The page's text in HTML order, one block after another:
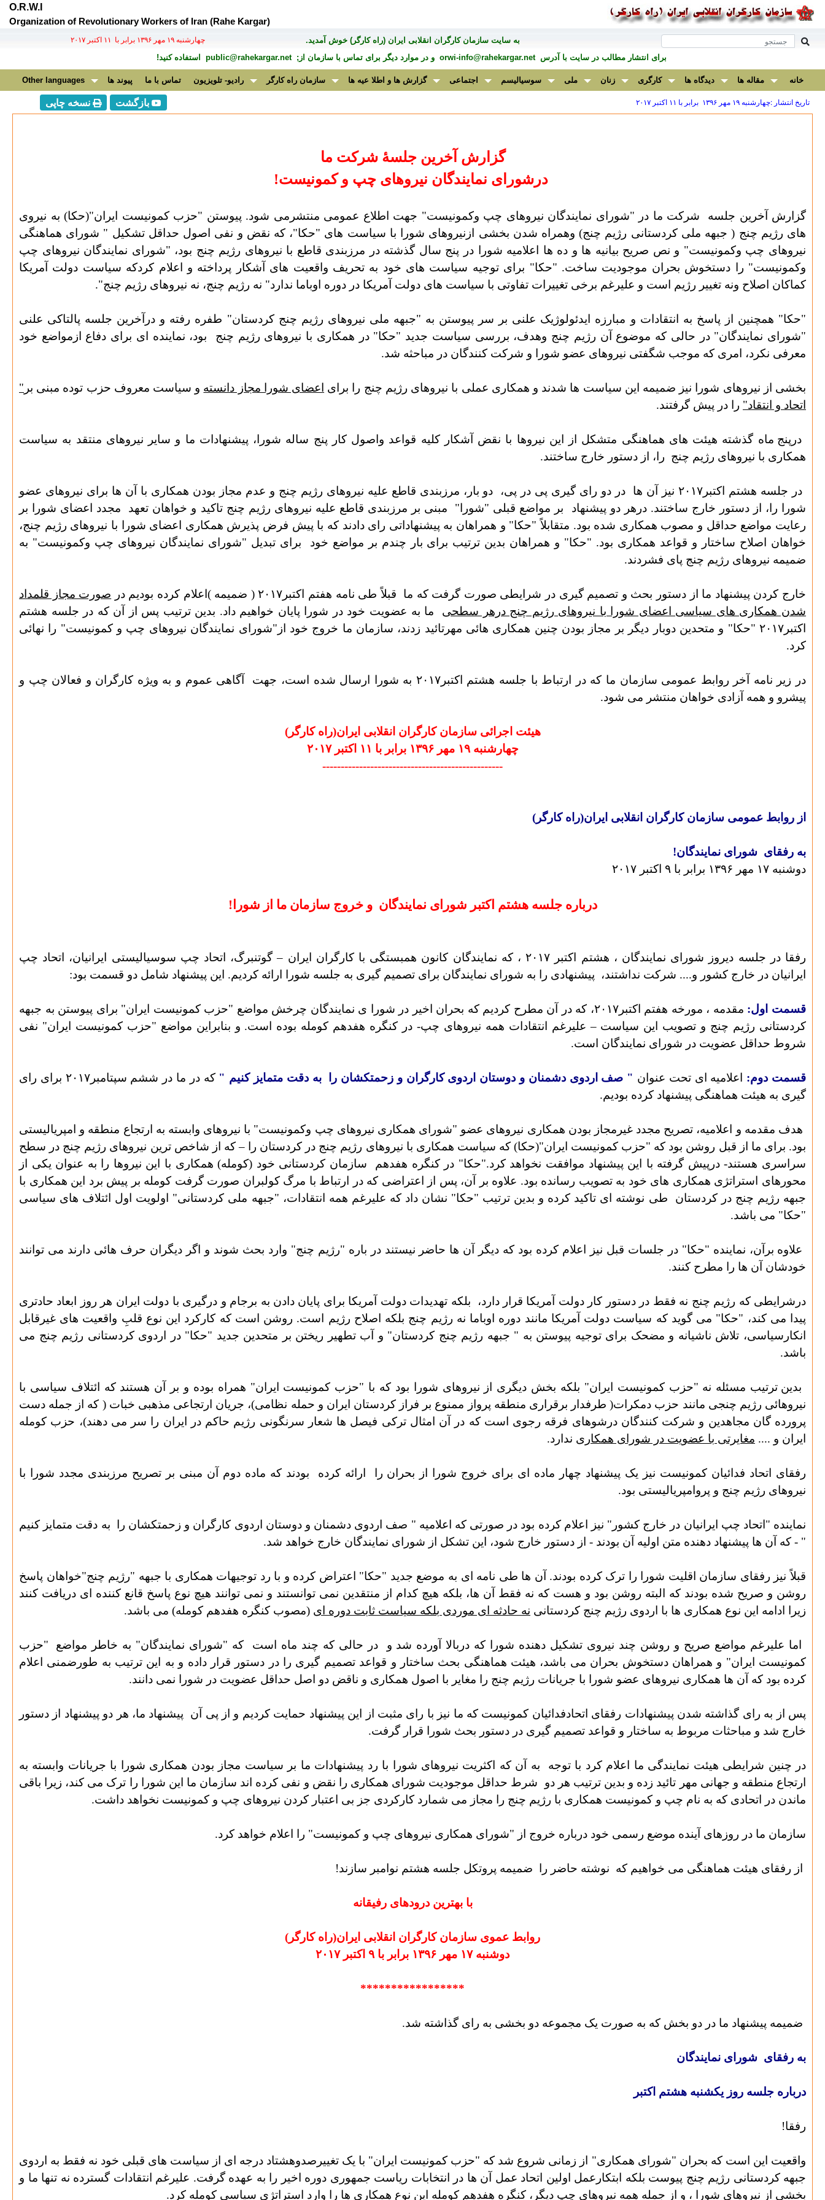
O.R.W.I
Organization of Revolutionary Workers of Iran (Rahe Kargar)
به سايت سازمان کارگران انقلابی ايران (راه کارگر) خوش آمديد. چهارشنبه ۱۹ مهر ۱۳۹۶ برابر با ۱۱ اکتبر ۲۰۱۷
برای انتشار مطالب در سايت با آدرسorwi-info@rahekargar.net و در موارد ديگر برای تماس با سازمان از;public@rahekargar.net استفاده کنید!
خانه مقاله ها دیدگاه ها کارگری زنان ملی سوسیالیسم اجتماعی گزارش ها و اطلا عیه ها سازمان راه کارگر رادیو- تلویزیون تماس با ما پیوند ها Other languages
تاریخ انتشار :چهارشنبه ۱۹ مهر ۱۳۹۶ برابر با ۱۱ اکتبر ۲۰۱۷ بازگشت نسخه چاپی
گزارش آخرین جلسۀ شرکت ما
درشورای نمایندگان نیروهای چپ و کمونیست!
گزارش آخرین جلسه
شرکت ما در "شورای نمایندگان نیروهای چپ وکمونیست" جهت اطلاع عمومی منتشرمی شود. پیوستن "حزب کمونیست ایران"(حکا) به نیروی
های رژیم چنج ( جبهه ملی کردستانی رژیم چنج) وهمراه شدن بخشی ازنیروهای شورا با سیاست های "حکا"، که نقض و نفی اصول حداقل تشکیل " شورای هماهنگی
نیروهای چپ وکمونیست" و نص صریح بیانیه ها و ده ها اعلامیه شورا در پنج سال گذشته در مرزبندی قاطع با نیروهای رژیم چنج بود، "شورای نمایندگان نیروهای چپ
وکمونیست" را دستخوش بحران موجودیت ساخت. "حکا" برای توجیه سیاست های خود به تحریف واقعیت های آشکار پرداخته و اعلام کردکه سیاست دولت آمریکا
کماکان اصلاح ونه تغییر رژیم است و علیرغم برخی تغییرات تفاوتی با سیاست های دولت آمریکا در دوره اوباما ندارد" نه رژیم چنج، نه نیروهای رژیم چنج".
"حکا" همچنین از پاسخ به انتقادات و مبارزه ایدئولوژیک علنی بر سر پیوستن به "جبهه ملی نیروهای رژیم چنج کردستان" طفره رفته و درآخرین جلسه پالتاکی علنی
"شورای نمایندگان" در حالی که موضوع آن رژیم چنج وهدف، بررسی سیاست جدید "حکا" در همکاری با نیروهای رژیم چنج
بود، نماینده ای برای دفاع ازمواضع خود
معرفی نکرد، امری که موجب شگفتی نیروهای عضو شورا و شرکت کنندگان در مباحثه شد.
بخشی از نیروهای شورا نیز ضمیمه این سیاست ها شدند و همکاری عملی با نیروهای رژیم چنج را برای اعضای شورا مجاز دانسته و سیاست معروف حزب توده مبنی بر "
اتحاد و انتقاد" را در پیش گرفتند.
درپنج ماه گذشته هیئت های هماهنگی متشکل از این نیروها با نقض آشکار کلیه قواعد واصول کار پنج ساله شورا، پیشنهادات ما و سایر نیروهای منتقد به سیاست
همکاری با نیروهای رژیم چنج را، از دستور خارج ساختند.
در جلسه هشتم اکتبر۲۰۱۷ نیز آن ها در دو رای گیری پی در پی،
دو بار، مرزبندی قاطع علیه نیروهای رژیم چنج و عدم مجاز بودن همکاری با آن ها برای نیروهای عضو
شورا را، از دستور خارج ساختند. درهر دو پیشنهاد
بر مواضع قبلی "شورا" مبنی بر مرزبندی قاطع علیه نیروهای رژیم چنج تاکید و خواهان تعهد
مجدد اعضای شورا بر
رعایت مواضع حداقل و مصوب همکاری شده بود. متقابلاً "حکا" و همراهان به پیشنهاداتی رای دادند که با پیش فرض پذیرش همکاری اعضای شورا با نیروهای رژیم چنج،
خواهان اصلاح ساختار و قواعد همکاری بود. "حکا" و همراهان بدین ترتیب برای بار چندم بر مواضع خود
برای تبدیل "شورای نمایندگان نیروهای چپ وکمونیست" به
ضمیمه نیروهای رژیم چنج پای فشردند.
خارج کردن پیشنهاد ما از دستور بحث و تصمیم گیری در شرایطی صورت گرفت که ما قبلاً طی نامه هفتم اکتبر۲۰۱۷ ( ضمیمه )اعلام کرده بودیم در
صورت مجاز قلمداد
شدن همکاری های سیاسی اعضای شورا با نیروهای رژیم چنج درهر سطحی
ما به عضویت خود در شورا پایان خواهیم داد. بدین ترتیب پس از آن که در جلسه هشتم
اکتبر۲۰۱۷ "حکا" و متحدین دوبار دیگر بر مجاز بودن چنین همکاری هائی مهرتائید زدند، سازمان ما خروج خود از"شورای نمایندگان نیروهای چپ و کمونیست" را نهائی
کرد.
در زیر نامه آخر روابط عمومی سازمان ما که در ارتباط با جلسه هشتم اکتبر۲۰۱۷ به شورا ارسال شده است، جهت
آگاهی عموم و به ویژه کارگران و فعالان چپ و
پیشرو و همه آزادی خواهان منتشر می شود.
هیئت اجرائی سازمان کارگران انقلابی ایران(راه کارگر)
چهارشنبه ۱۹ مهر ۱۳۹۶ برابر با ۱۱ اکتبر ۲۰۱۷
-------------------------------------------------
از روابط عمومی سازمان کارگران انقلابی ایران(راه کارگر)
به رفقای شورای نمایندگان!
دوشنبه ۱۷ مهر ۱۳۹۶ برابر با ۹ اکتبر ۲۰۱۷
درباره جلسه هشتم اکتبر شورای نمایندگان و خروج سازمان ما از شورا!
رفقا در جلسه دیروز شورای نمایندگان ، هشتم اکتبر ۲۰۱۷ ، که نمایندگان کانون همبستگی با کارگران ایران – گوتنبرگ، اتحاد چپ سوسیالیستی ایرانیان، اتحاد چپ
ایرانیان در خارج کشور و.... شرکت نداشتند،
پیشنهادی را به شورای نمایندگان برای تصمیم گیری به جلسه شورا ارائه کردیم. این پیشنهاد شامل دو قسمت بود:
قسمت اول:
مقدمه ، مورخه هفتم اکتبر۲۰۱۷، که در آن مطرح کردیم که بحران اخیر در شورا ی نمایندگان چرخش مواضع "حزب کمونیست ایران" برای پیوستن به جبهه
کردستانی رژیم چنج و تصویب این سیاست – علیرغم انتقادات همه نیروهای چپ- در کنگره هفدهم کومله بوده است. و بنابراین مواضع "حزب کمونیست ایران" نفی
شروط حداقل عضویت در شورای نمایندگان است.
قسمت دوم: اعلامیه ای تحت عنوان " صف اردوی دشمنان و دوستان اردوی کارگران و زحمتکشان را به دقت متمایز کنیم "
که در ما در ششم سپتامبر۲۰۱۷ برای رای
گیری به هیئت هماهنگی پیشنهاد کرده بودیم.
هدف مقدمه و اعلامیه، تصریح مجدد غیرمجاز بودن همکاری نیروهای عضو "شورای همکاری نیروهای چپ وکمونیست" با نیروهای وابسته به ارتجاع منطقه و امپریالیستی
بود. برای ما از قبل روشن بود که "حزب کمونیست ایران"(حکا) که سیاست همکاری با نیروهای رژیم چنج در کردستان را – که از شاخص ترین نیروهای رژیم چنج در سطح
سراسری هستند- درپیش گرفته با این پیشنهاد موافقت نخواهد کرد."حکا" در کنگره هفدهم
سازمان کردستانی خود (کومله) همکاری با این نیروها را به عنوان یکی از
محورهای استراتژی همکاری های خود به تصویب رسانده بود. علاوه بر آن، پس از اعتراضی که در ارتباط با مرگ کولبران صورت گرفت کومله بر پیش برد این همکاری با
جبهه رژیم چنج در کردستان
طی نوشته ای تاکید کرده و بدین ترتیب "حکا" نشان داد که علیرغم همه انتقادات، "جبهه ملی کردستانی" اولویت اول ائتلاف های سیاسی
"حکا" می باشد.
علاوه برآن، نماینده "حکا" در جلسات قبل نیز اعلام کرده بود که دیگر آن ها حاضر نیستند در باره "رژیم چنج" وارد بحث شوند و اگر دیگران حرف هائی دارند می توانند
خودشان آن ها را مطرح کنند.
درشرایطی که رژیم چنج نه فقط در دستور کار دولت آمریکا قرار دارد،
بلکه تهدیدات دولت آمریکا برای پایان دادن به برجام و درگیری با دولت ایران هر روز ابعاد حادتری
پیدا می کند، "حکا" می گوید که سیاست دولت آمریکا مانند دوره اوباما نه رژیم چنج بلکه اصلاح رژیم است. روشن است که کارکرد این نوع قلبِ واقعیت های غیرقابل
انکارسیاسی، تلاش ناشیانه و مضحک برای توجیه پیوستن به " جبهه رژیم چنج کردستان" و آب تطهیر ریختن بر متحدین جدید "حکا" در اردوی کردستانی رژیم چنج می
باشد.
بدین ترتیب مسئله نه "حزب کمونیست ایران" بلکه بخش دیگری از نیروهای شورا بود که با "حزب کمونیست ایران" همراه بوده و بر آن هستند که ائتلاف سیاسی با
نیروهائی رژیم چنجی مانند حزب دمکرات( طرفدار برقراری منطقه پرواز ممنوع بر فراز کردستان ایران و حمله نظامی)، جریان ارتجاعی مذهبی خبات ( که از جمله دست
پرورده گان مجاهدین و شرکت کنندگان درشوهای فرقه رجوی است که در آن امثال ترکی فیصل ها شعار سرنگونی رژیم حاکم در ایران را سر می دهند)، حزب کومله
ایران و .... مغایرتی با عضویت در شورای همکاری ندارد.
رفقای اتحاد فدائیان کمونیست نیز یک پیشنهاد چهار ماده ای برای خروج شورا از بحران را ارائه کرده
بودند که ماده دوم آن مبنی بر تصریح مرزبندی مجدد شورا با
نیروهای رژیم چنج و پروامپریالیستی بود.
نماینده "اتحاد چپ ایرانیان در خارج کشور" نیز اعلام کرده بود در صورتی که اعلامیه " صف اردوی دشمنان و دوستان اردوی کارگران و زحمتکشان را به دقت متمایز کنیم
" - که آن ها پیشنهاد دهنده متن اولیه آن بودند - از دستور خارج شود، این تشکل از شورای نمایندگان خارج خواهد شد.
قبلاً نیز رفقای سازمان اقلیت شورا را ترک کرده بودند. آن ها طی نامه ای به موضع جدید "حکا" اعتراض کرده و با رد توجیهات همکاری با جبهه "رژیم چنج"خواهان پاسخ
روشن و صریح شده بودند که البته روشن بود و هست که نه فقط آن ها، بلکه هیچ کدام از منتقدین نمی توانستند و نمی توانند هیچ نوع پاسخ قانع کننده ای دریافت کنند
زیرا ادامه این نوع همکاری ها با اردوی رژیم چنج کردستانی نه حادثه ای موردی بلکه سیاست ثابت دوره ای (مصوب کنگره هفدهم کومله) می باشد.
اما علیرغم مواضع صریح و روشن چند نیروی تشکیل دهنده شورا که دربالا آورده شد و در حالی که چند ماه است که "شورای نمایندگان" به خاطر مواضع
"حزب
کمونیست ایران" و همراهان دستخوش بحران می باشد، هیئت هماهنگی بحث ساختار و قواعد تصمیم گیری را در دستور قرار داده و به این ترتیب به طورضمنی اعلام
کرده بود که آن ها همکاری نیروهای عضو شورا با جریانات رژیم چنج را مغایر با اصول همکاری و ناقض دو اصل حداقل عضویت در شورا نمی دانند.
پس از به رای گذاشته شدن پیشنهادات رفقای اتحادفدائیان کمونیست که ما نیز با رای مثبت از این پیشنهاد حمایت کردیم و از پی آن
پیشنهاد ما، هر دو پیشنهاد از دستور
خارج شد و مباحثات مربوط به ساختار و قواعد تصمیم گیری در دستور بحث شورا قرار گرفت.
در چنین شرایطی هیئت نمایندگی ما اعلام کرد با توجه
به آن که اکثریت نیروهای شورا با رد پیشنهادات ما بر سیاست مجاز بودن همکاری شورا با جریانات وابسته به
ارتجاع منطقه و جهانی مهر تائید زده و بدین ترتیب هر دو
شرط حداقل موجودیت شورای همکاری را نقض و نفی کرده اند سازمان ما این شورا را ترک می کند، زیرا باقی
ماندن در اتحادی که به نام چپ و کمونیست همکاری با رژیم چنج را مجاز می شمارد کارکردی جز بی اعتبار کردن نیروهای چپ و کمونیست نخواهد داشت.
سازمان ما در روزهای آینده موضع رسمی خود درباره خروج از "شورای همکاری نیروهای چپ و کمونیست" را اعلام خواهد کرد.
از رفقای هیئت هماهنگی می خواهیم که نوشته حاضر را ضمیمه پروتکل جلسه هشتم نوامبر سازند!
با بهترین درودهای رفیقانه
روابط عموی سازمان کارگران انقلابی ایران(راه کارگر)
دوشنبه ۱۷ مهر ۱۳۹۶ برابر با ۹ اکتبر ۲۰۱۷
*****************
ضمیمه پیشنهاد ما در دو بخش که به صورت یک مجموعه دو بخشی به رای گذاشته شد.
به رفقای شورای نمایندگان
درباره جلسه روز یکشنبه هشتم اکتبر
رفقا!
واقعیت این است که بحران "شورای همکاری" از زمانی شروع شد که "حزب کمونیست ایران" با یک تغییرصدوهشتاد درجه ای از سیاست های قبلی خود نه فقط به اردوی
جبهه کردستانی رژیم چنج پیوست بلکه ابتکارعمل اولین اتحاد عمل آن ها در انتخابات ریاست جمهوری دوره اخیر را به عهده گرفت. علیرغم انتقادات گسترده نه تنها ما و
بخشی از نیروهای شورا ، و از جمله همه نیروهای چپ دیگر، کنگره هفدهم کومله این نوع همکاری ها را وارد استراتژی سیاسی کومله کرد.